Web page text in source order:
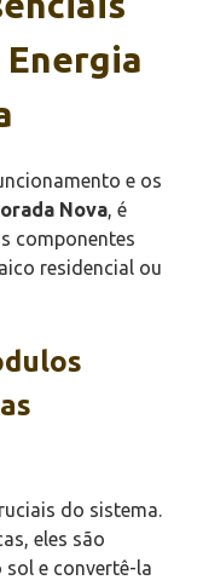
Energia
e os
Nova , é
componentes
residencial ou
do sistema.
eles são
e convertê-la